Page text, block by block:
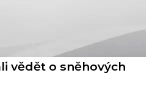
vědět o sněhových